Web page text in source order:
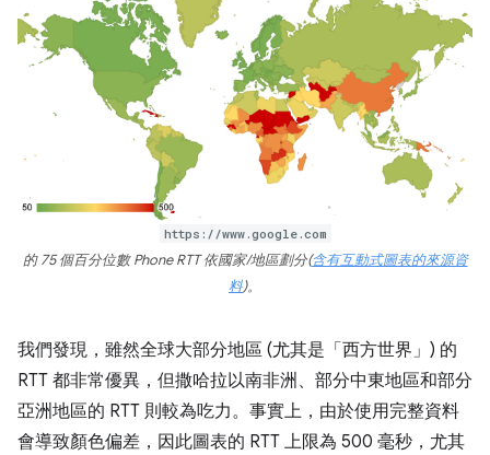
https://www.google.com
的 75 個百分位數 Phone RTT 依國家/地區劃分(含有互動式圖表的來源資
料)。
我們發現，雖然全球大部分地區 (尤其是「西方世界」) 的
RTT 都非常優異，但撒哈拉以南非洲、部分中東地區和部分
亞洲地區的 RTT 則較為吃力。事實上，由於使用完整資料
會導致顏色偏差，因此圖表的 RTT 上限為 500 毫秒，尤其